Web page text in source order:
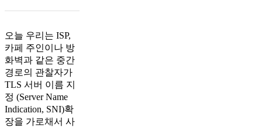
오늘 우리는 ISP,
카페 주인이나 방
화벽과 같은 중간
경로의 관찰자가
TLS 서버 이름 지
정 (Server Name
Indication, SNI)확
장을 가로채서 사